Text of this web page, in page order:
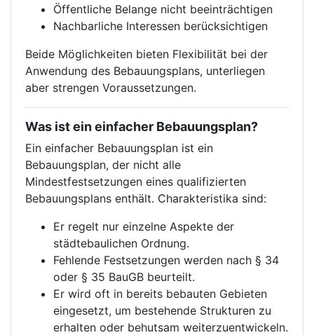
Öffentliche Belange nicht beeinträchtigen
Nachbarliche Interessen berücksichtigen
Beide Möglichkeiten bieten Flexibilität bei der
Anwendung des Bebauungsplans, unterliegen
aber strengen Voraussetzungen.
Was ist ein einfacher Bebauungsplan?
Ein einfacher Bebauungsplan ist ein
Bebauungsplan, der nicht alle
Mindestfestsetzungen eines qualifizierten
Bebauungsplans enthält. Charakteristika sind:
Er regelt nur einzelne Aspekte der
städtebaulichen Ordnung.
Fehlende Festsetzungen werden nach § 34
oder § 35 BauGB beurteilt.
Er wird oft in bereits bebauten Gebieten
eingesetzt, um bestehende Strukturen zu
erhalten oder behutsam weiterzuentwickeln.